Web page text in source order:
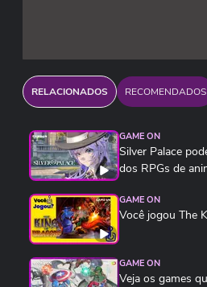
RELACIONADOS RECOMENDADOS
GAME ON
Silver Palace
dos RPGs de
GAME ON
Você jogou The
GAME ON
Veja os games